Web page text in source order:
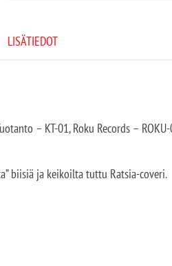
LISÄTIEDOT
– KT-01, Roku Records –
biisiä ja keikoilta tuttu Ratsia-coveri.